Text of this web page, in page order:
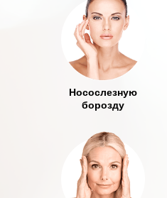
Носослезную
борозду